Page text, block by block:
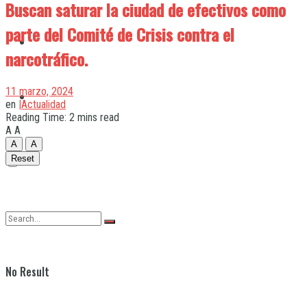
Quilmes
Varela
No Result
Buscan saturar la ciudad de efectivos como
parte del Comité de Crisis contra el
narcotráfico.
11 marzo, 2024
en |Actualidad
Reading Time: 2 mins read
A A
A
A
Reset